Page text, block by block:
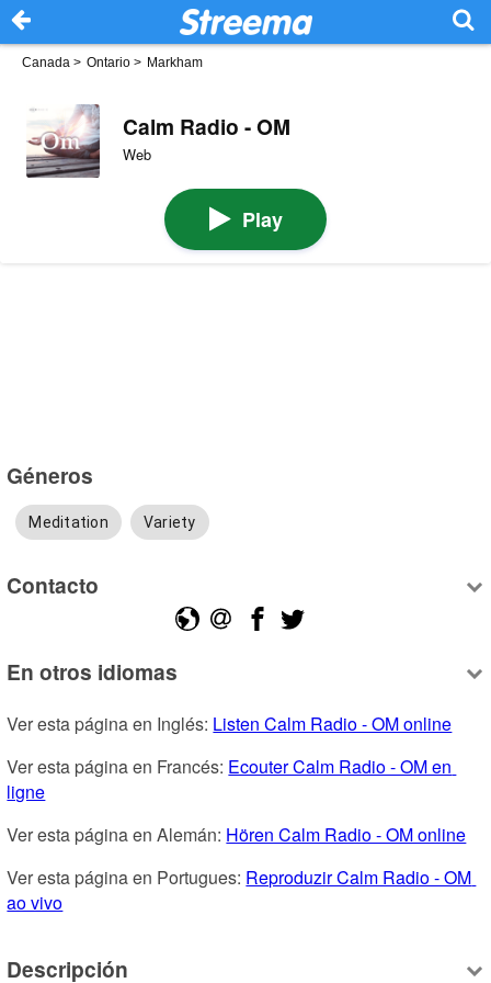
Canada > Ontario > Markham
Calm Radio - OM
Web
Play
Géneros
Meditation Variety
Contacto
En otros idiomas
Ver esta página en Inglés: Listen Calm Radio - OM online
Ver esta página en Francés: Ecouter Calm Radio - OM en
ligne
Ver esta página en Alemán: Hören Calm Radio - OM online
Ver esta página en Portugues: Reproduzir Calm Radio - OM
ao vivo
Descripción